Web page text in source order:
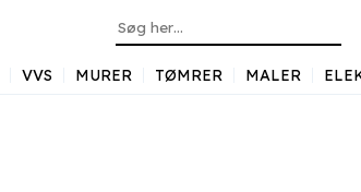
VVS MURER TØMRER MALER